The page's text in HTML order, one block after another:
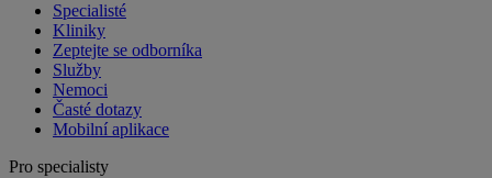
Specialisté
Kliniky
Zeptejte se odborníka
Služby
Nemoci
Časté dotazy
Mobilní aplikace
Pro specialisty